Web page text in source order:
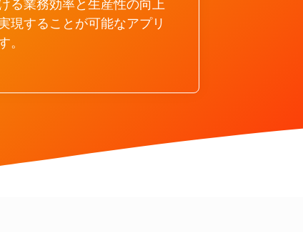
る業務効率と生産性の向上
現することが可能なアプリ
。